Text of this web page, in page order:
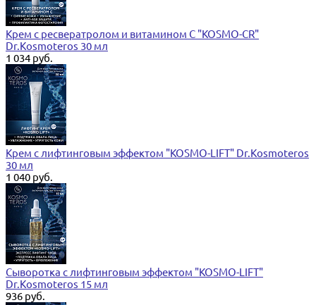
Крем с ресвератролом и витамином C "KOSMO-CR"
Dr.Kosmoteros 30 мл
1 034 руб.
Крем с лифтинговым эффектом "KOSMO-LIFT" Dr.Kosmoteros
30 мл
1 040 руб.
Сыворотка с лифтинговым эффектом "KOSMO-LIFT"
Dr.Kosmoteros 15 мл
936 руб.